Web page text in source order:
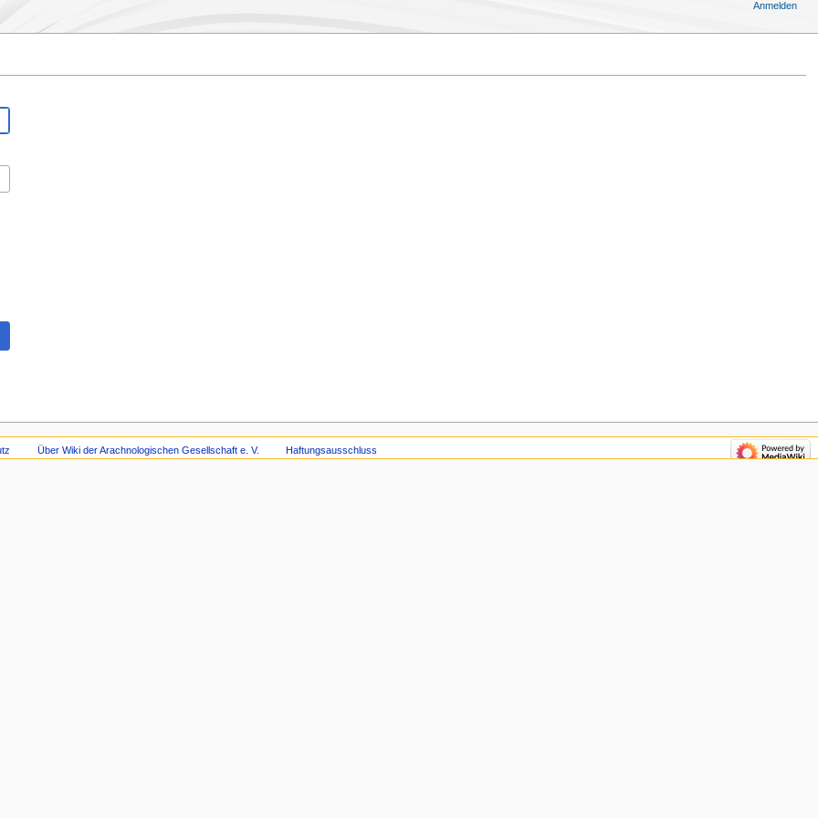
Anmelden
Über Wiki der Arachnologischen Gesellschaft e. V. Haftungsausschluss